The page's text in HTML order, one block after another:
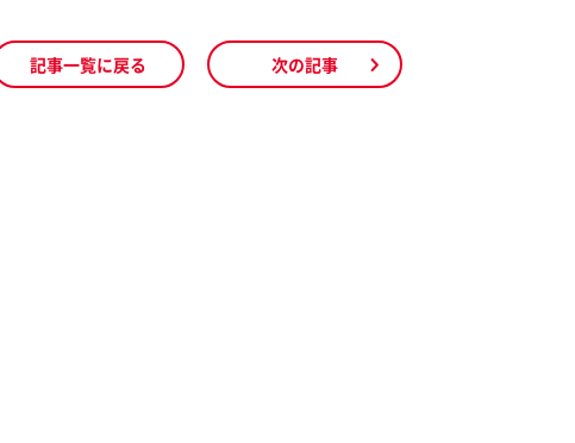
記事一覧に戻る 次の記事